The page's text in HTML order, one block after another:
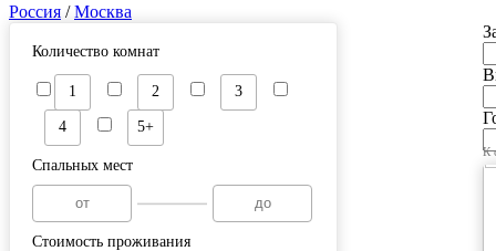
Россия /Москва
К
Количество комнат
1 2 3
4 5+
Спальных мест
Стоимость проживания